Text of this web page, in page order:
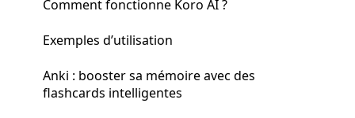
Comment fonctionne Koro AI ?
Exemples d’utilisation
Anki : booster sa mémoire avec des
flashcards intelligentes